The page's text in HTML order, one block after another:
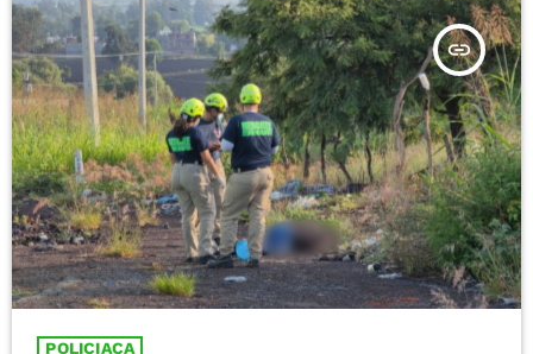
insert_link
POLICIACA